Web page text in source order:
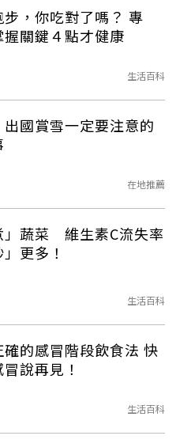
步，你吃對了嗎？ 專
握關鍵４點才健康
生活百科
國賞雪一定要注意的
在地推薦
」蔬菜 維生素C流失率
更多！
生活百科
確的感冒階段飲食法 快
說再見！
生活百科